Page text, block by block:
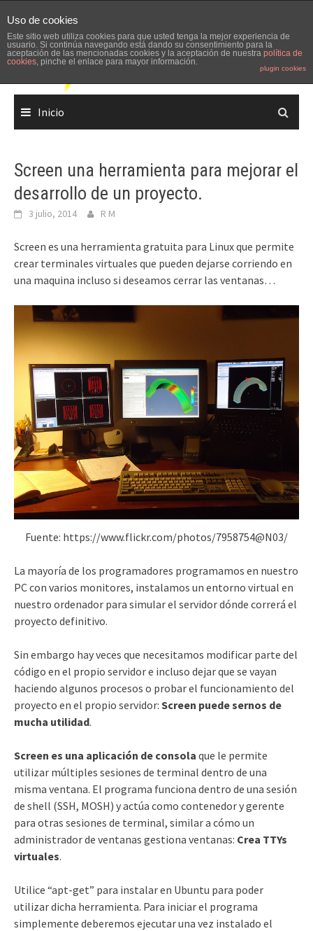
to
content
Inicio
Screen una herramienta para mejorar el
desarrollo de un proyecto.
3 julio, 2014 R M
Screen es una herramienta gratuita para Linux que permite
crear terminales virtuales que pueden dejarse corriendo en
una maquina incluso si deseamos cerrar las ventanas…
Fuente: https://www.flickr.com/photos/7958754@N03/
La mayoría de los programadores programamos en nuestro
PC con varios monitores, instalamos un entorno virtual en
nuestro ordenador para simular el servidor dónde correrá el
proyecto definitivo.
Sin embargo hay veces que necesitamos modificar parte del
código en el propio servidor e incluso dejar que se vayan
haciendo algunos procesos o probar el funcionamiento del
proyecto en el propio servidor: Screen puede sernos de
mucha utilidad.
Screen es una aplicación de consola que le permite
utilizar múltiples sesiones de terminal dentro de una
misma ventana. El programa funciona dentro de una sesión
de shell (SSH, MOSH) y actúa como contenedor y gerente
para otras sesiones de terminal, similar a cómo un
administrador de ventanas gestiona ventanas: Crea TTYs
virtuales.
Utilice “apt-get” para instalar en Ubuntu para poder
utilizar dicha herramienta. Para iniciar el programa
simplemente deberemos ejecutar una vez instalado el
Uso de cookies
Este sitio web utiliza cookies para que usted tenga la mejor experiencia de
usuario. Si continúa navegando está dando su consentimiento para la
aceptación de las mencionadas cookies y la aceptación de nuestra política de
cookies, pinche el enlace para mayor información.
plugin cookies